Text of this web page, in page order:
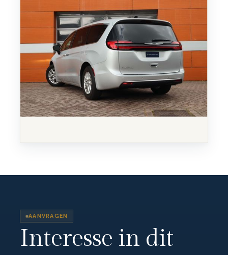
AANVRAGEN
Interesse in dit